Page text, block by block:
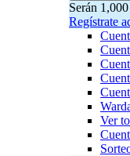
Serán
Regístrate
Ver